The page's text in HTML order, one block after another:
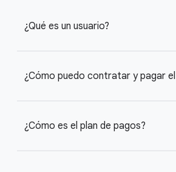
¿Qué es un usuario?
¿Cómo puedo contratar y pagar
¿Cómo es el plan de pagos?